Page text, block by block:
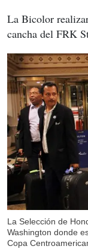
La Bicolor
cancha del FRK
La Selección de
Washington donde
Copa